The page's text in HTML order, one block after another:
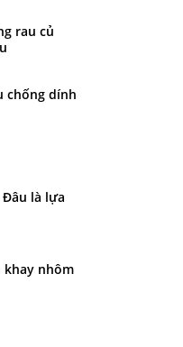
rau củ
chống dính
là lựa
khay nhôm